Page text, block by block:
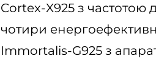
Cortex-X925 з частотою
чотири
Immortalis-G925 з